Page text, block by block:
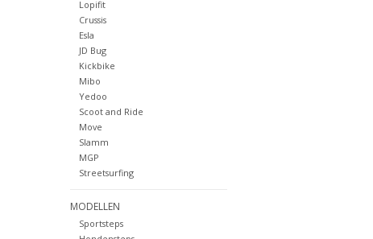
Lopifit
Crussis
Esla
JD Bug
Kickbike
Mibo
Yedoo
Scoot and Ride
Move
Slamm
MGP
Streetsurfing
MODELLEN
Sportsteps